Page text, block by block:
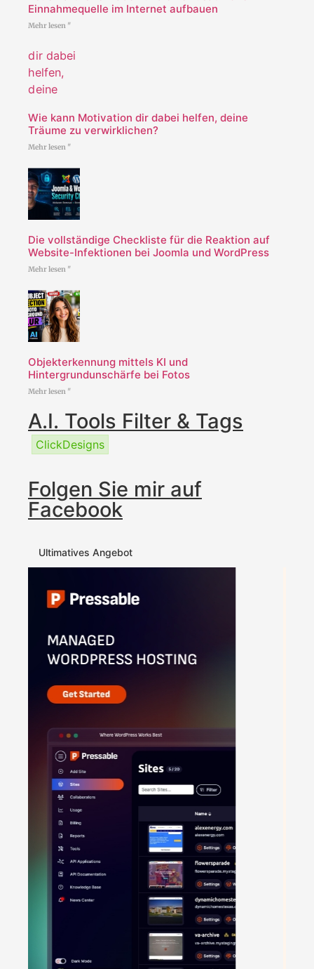
Einnahmequelle im Internet aufbauen
Mehr lesen "
Wie kann Motivation dir dabei helfen, deine
Träume zu verwirklichen?
Mehr lesen "
Die vollständige Checkliste für die Reaktion auf
Website-Infektionen bei Joomla und WordPress
Mehr lesen "
Objekterkennung mittels KI und
Hintergrundunschärfe bei Fotos
Mehr lesen "
A.I. Tools Filter & Tags
ClickDesigns
Folgen Sie mir auf
Facebook
Ultimatives Angebot